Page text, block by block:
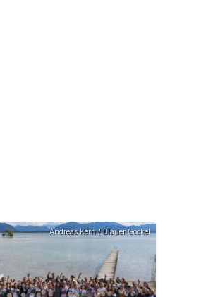
Andreas Kern / Blauer Gockel